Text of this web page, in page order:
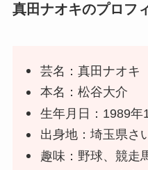
真田ナオキのプロフ
芸名：真田ナオキ
本名：松谷大介
生年月日：1989年
出身地：埼玉県さ
趣味：野球、競走